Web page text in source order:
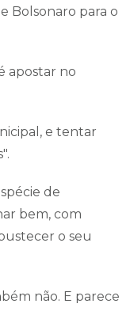
Bolsonaro para o
apostar no
e tentar
de
bem, com
o seu
não. E parece